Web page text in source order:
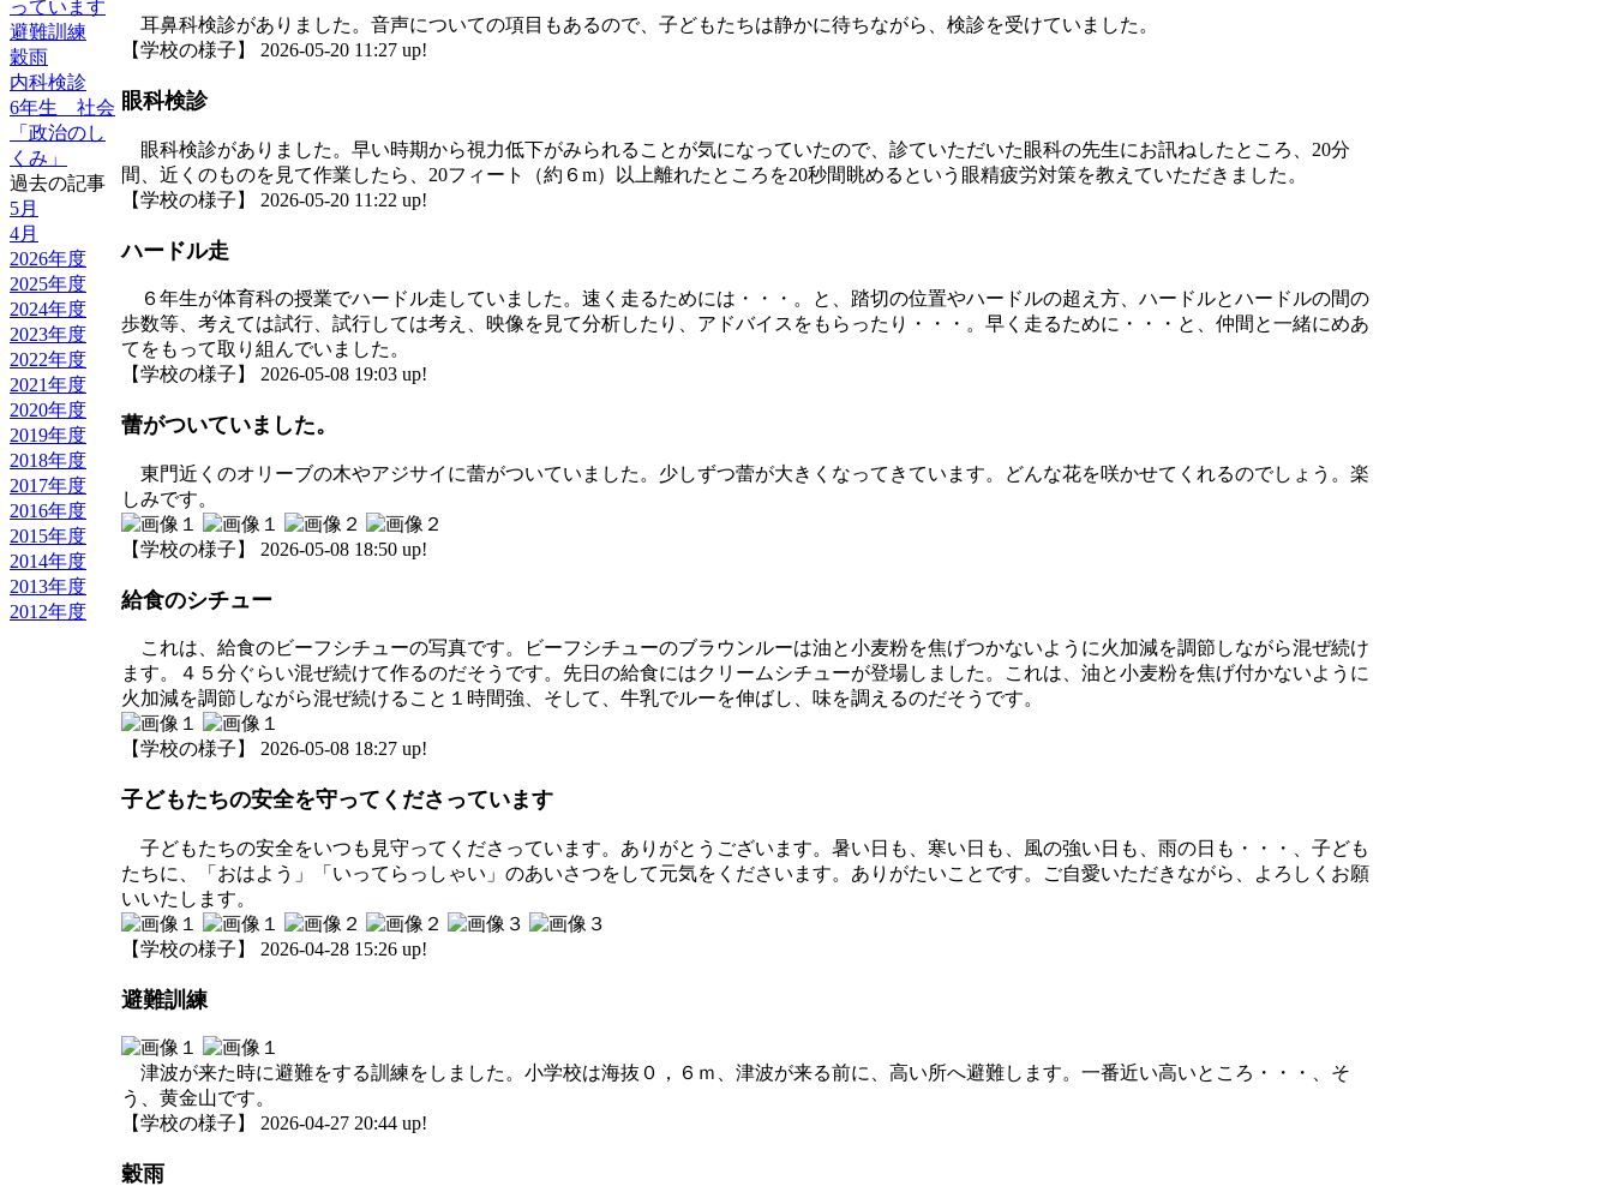
っています
避難訓練
穀雨
内科検診
6年生 社会
「政治のし
くみ」
過去の記事
5月
4月
2026年度
2025年度
2024年度
2023年度
2022年度
2021年度
2020年度
2019年度
2018年度
2017年度
2016年度
2015年度
2014年度
2013年度
2012年度
耳鼻科検診がありました。音声についての項目もあるので、子どもたちは静かに待ちながら、検診を受けていました。
【学校の様子】 2026-05-20 11:27 up!
眼科検診
眼科検診がありました。早い時期から視力低下がみられることが気になっていたので、診ていただいた眼科の先生にお訊ねしたところ、20分
間、近くのものを見て作業したら、20フィート（約６m）以上離れたところを20秒間眺めるという眼精疲労対策を教えていただきました。
【学校の様子】 2026-05-20 11:22 up!
ハードル走
６年生が体育科の授業でハードル走していました。速く走るためには・・・。と、踏切の位置やハードルの超え方、ハードルとハードルの間の
歩数等、考えては試行、試行しては考え、映像を見て分析したり、アドバイスをもらったり・・・。早く走るために・・・と、仲間と一緒にめあ
てをもって取り組んでいました。
【学校の様子】 2026-05-08 19:03 up!
蕾がついていました。
東門近くのオリーブの木やアジサイに蕾がついていました。少しずつ蕾が大きくなってきています。どんな花を咲かせてくれるのでしょう。楽
しみです。
【学校の様子】 2026-05-08 18:50 up!
給食のシチュー
これは、給食のビーフシチューの写真です。ビーフシチューのブラウンルーは油と小麦粉を焦げつかないように火加減を調節しながら混ぜ続け
ます。４５分ぐらい混ぜ続けて作るのだそうです。先日の給食にはクリームシチューが登場しました。これは、油と小麦粉を焦げ付かないように
火加減を調節しながら混ぜ続けること１時間強、そして、牛乳でルーを伸ばし、味を調えるのだそうです。
【学校の様子】 2026-05-08 18:27 up!
子どもたちの安全を守ってくださっています
子どもたちの安全をいつも見守ってくださっています。ありがとうございます。暑い日も、寒い日も、風の強い日も、雨の日も・・・、子ども
たちに、「おはよう」「いってらっしゃい」のあいさつをして元気をくださいます。ありがたいことです。ご自愛いただきながら、よろしくお願
いいたします。
【学校の様子】 2026-04-28 15:26 up!
避難訓練
津波が来た時に避難をする訓練をしました。小学校は海抜０，６ｍ、津波が来る前に、高い所へ避難します。一番近い高いところ・・・、そ
う、黄金山です。
【学校の様子】 2026-04-27 20:44 up!
穀雨